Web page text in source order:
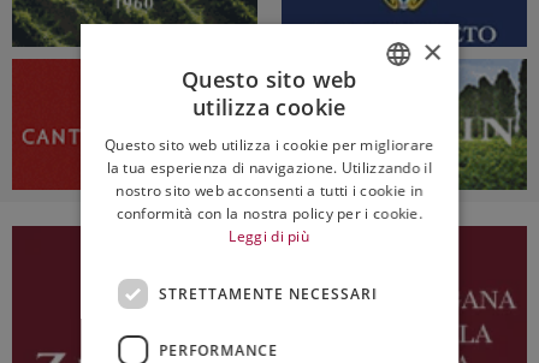
ENGLISH
×
Questo sito web
utilizza cookie
Questo sito web utilizza i cookie per migliorare
la tua esperienza di navigazione. Utilizzando il
nostro sito web acconsenti a tutti i cookie in
conformità con la nostra policy per i cookie.
Leggi di più
STRETTAMENTE NECESSARI
PERFORMANCE